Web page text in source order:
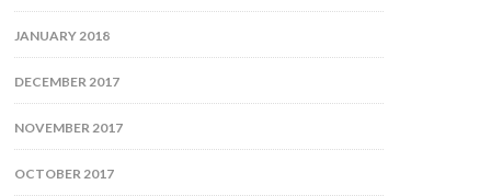
JANUARY 2018
DECEMBER 2017
NOVEMBER 2017
OCTOBER 2017